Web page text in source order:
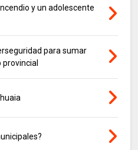
y un adolescente
para sumar
provincial